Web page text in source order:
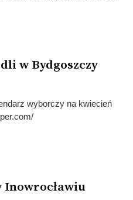
w Bydgoszczy
wyborczy na kwiecień